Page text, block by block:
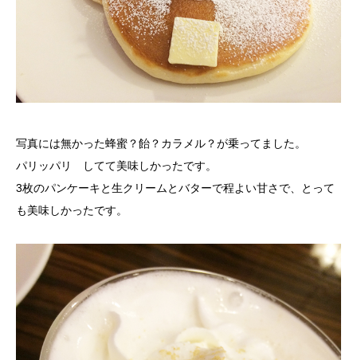
写真には無かった蜂蜜？飴？カラメル？が乗ってました。
パリッパリ してて美味しかったです。
3枚のパンケーキと生クリームとバターで程よい甘さで、とって
も美味しかったです。